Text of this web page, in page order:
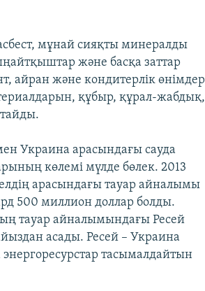
мұнай сияқты минералды
және басқа заттар
айран және кондитерлік өнімдер
құбыр, құрал-жабдық,
Украина арасындағы сауда
көлемі мүлде бөлек. 2013
арасындағы тауар айналымы
500 миллион доллар болды.
тауар айналымындағы Ресей
асады. Ресей – Украина
тасымалдайтын